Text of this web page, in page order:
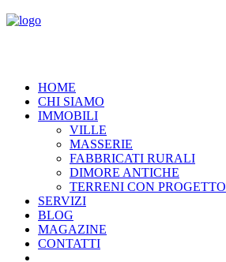
HOME
CHI SIAMO
IMMOBILI
VILLE
MASSERIE
FABBRICATI RURALI
DIMORE ANTICHE
TERRENI CON PROGETTO
SERVIZI
BLOG
MAGAZINE
CONTATTI